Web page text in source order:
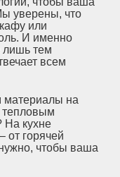
уверены, что
или
И именно
лишь тем
всем
материалы на
тепловым
На кухне
от горячей
чтобы ваша